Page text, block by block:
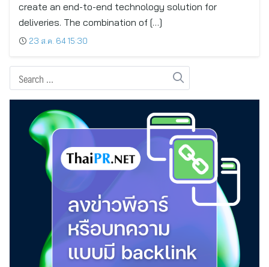
create an end-to-end technology solution for
deliveries. The combination of […]
23 ส.ค. 64 15:30